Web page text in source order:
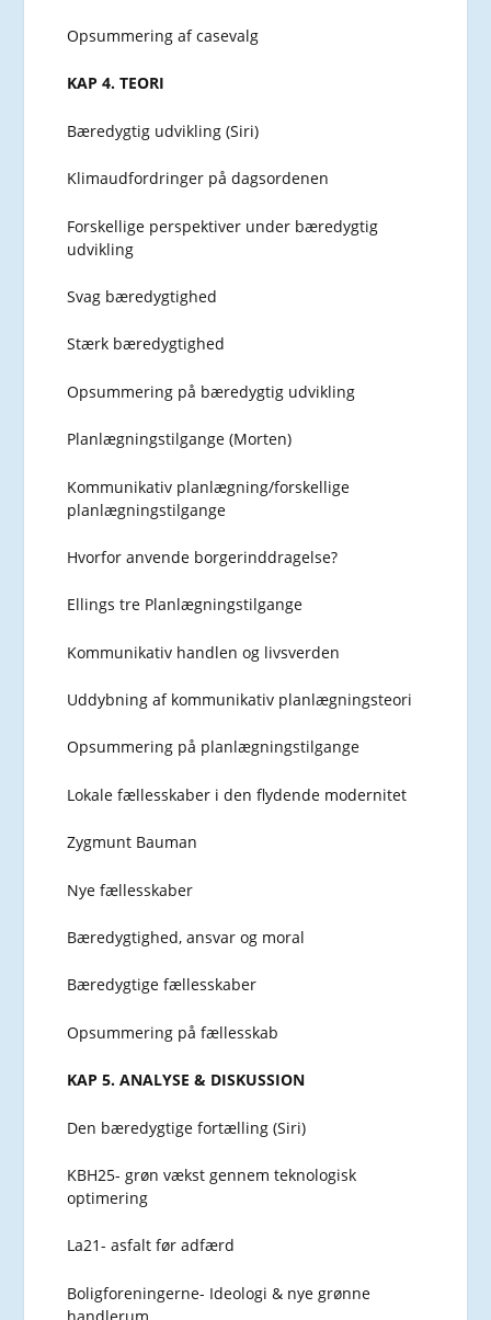
Opsummering af casevalg
KAP 4. TEORI
Bæredygtig udvikling (Siri)
Klimaudfordringer på dagsordenen
Forskellige perspektiver under bæredygtig
udvikling
Svag bæredygtighed
Stærk bæredygtighed
Opsummering på bæredygtig udvikling
Planlægningstilgange (Morten)
Kommunikativ planlægning/forskellige
planlægningstilgange
Hvorfor anvende borgerinddragelse?
Ellings tre Planlægningstilgange
Kommunikativ handlen og livsverden
Uddybning af kommunikativ planlægningsteori
Opsummering på planlægningstilgange
Lokale fællesskaber i den flydende modernitet
Zygmunt Bauman
Nye fællesskaber
Bæredygtighed, ansvar og moral
Bæredygtige fællesskaber
Opsummering på fællesskab
KAP 5. ANALYSE & DISKUSSION
Den bæredygtige fortælling (Siri)
KBH25- grøn vækst gennem teknologisk
optimering
La21- asfalt før adfærd
Boligforeningerne- Ideologi & nye grønne